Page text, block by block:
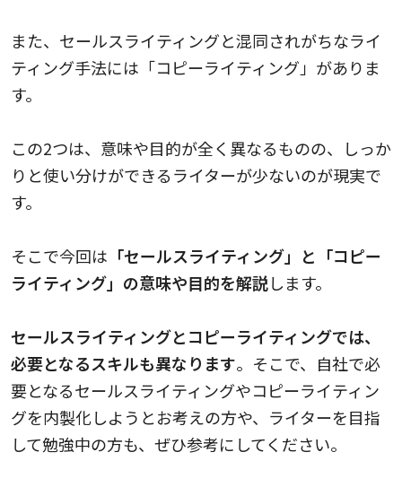
また、セールスライティングと混同されがちなライ
ティング手法には「コピーライティング」がありま
す。
この2つは、意味や目的が全く異なるものの、しっか
りと使い分けができるライターが少ないのが現実で
す。
そこで今回は 「セールスライティング」と「コピー
ライティング」の意味や目的を解説します。
セールスライティングとコピーライティングでは、
必要となるスキルも異なります。そこで、自社で必
要となるセールスライティングやコピーライティン
グを内製化しようとお考えの方や、ライターを目指
して勉強中の方も、ぜひ参考にしてください。